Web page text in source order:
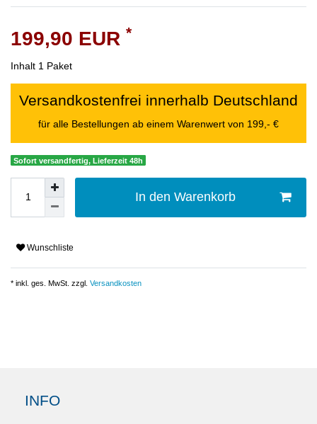
199,90 EUR *
Inhalt 1 Paket
Versandkostenfrei innerhalb Deutschland
für alle Bestellungen ab einem Warenwert von 199,- €
Sofort versandfertig, Lieferzeit 48h
In den Warenkorb
Wunschliste
* inkl. ges. MwSt. zzgl. Versandkosten
INFO